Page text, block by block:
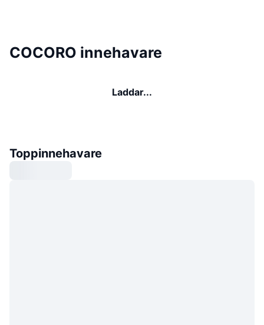
COCORO innehavare
Laddar...
Toppinnehavare